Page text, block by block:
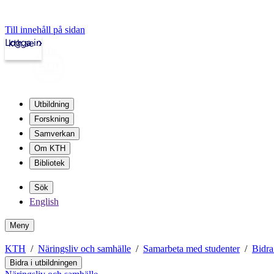
Till innehåll på sidan
kth.se
Logga in
Utbildning
Forskning
Samverkan
Om KTH
Bibliotek
Sök
English
Meny
KTH Näringsliv och samhälle Samarbeta med studenter
Bidra i utbildningen